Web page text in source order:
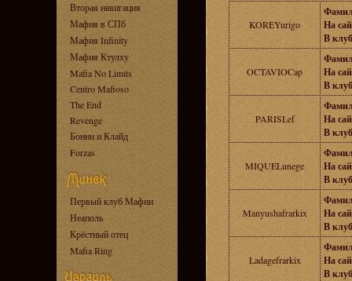
Вторая навигация
Мафия в СПб
Мафия Infinity
Мафия Ктулху
Mafia No Limits
Centro Mafioso
The End
Revenge
Бонни и Клайд
Forzas
Первый клуб Мафии
Неаполь
Крёстный отец
Mafia Ring
KOREYurigo
На
В
OCTAVIOCap
На
В
PARISLef
На
В
MIQUELunege
На
В
Manyushafrarkix
На
В
Ladagefrarkix
На
В